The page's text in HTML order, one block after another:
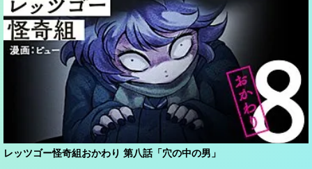
レッツゴー怪奇組おかわり 第八話「穴の中の男」